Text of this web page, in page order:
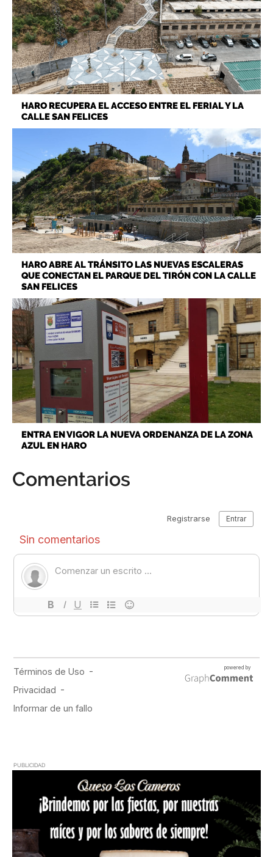
HARO RECUPERA EL ACCESO ENTRE EL FERIAL Y LA
CALLE SAN FELICES
HARO ABRE AL TRÁNSITO LAS NUEVAS ESCALERAS
QUE CONECTAN EL PARQUE DEL TIRÓN CON LA CALLE
SAN FELICES
ENTRA EN VIGOR LA NUEVA ORDENANZA DE LA ZONA
AZUL EN HARO
Comentarios